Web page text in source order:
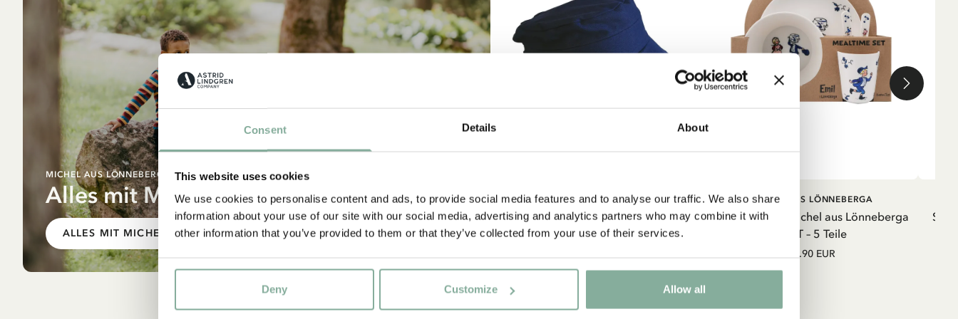
Consent Details About
This website uses cookies
We use cookies to personalise content and ads, to provide social media features and to analyse our traffic. We also share
information about your use of our site with our social media, advertising and analytics partners who may combine it with
other information that you’ve provided to them or that they’ve collected from your use of their services.
Deny Customize Allow all
MICHEL AUS LÖNNEBERGA
Alles mit Michel
ALLES MIT MICHEL
IN DEN WARENKORB
Mütze Michel aus Lönneberga -
Dunkelblau
MICHEL AUS LÖNNEBERGA IN DEN WARENKORB
Kinderservice Michel aus Lönneberga
RPET – 5 Teile
MICHEL AUS LÖNNEBERGA
34.90 EUR